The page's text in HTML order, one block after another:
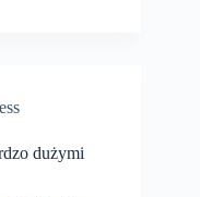
dużymi